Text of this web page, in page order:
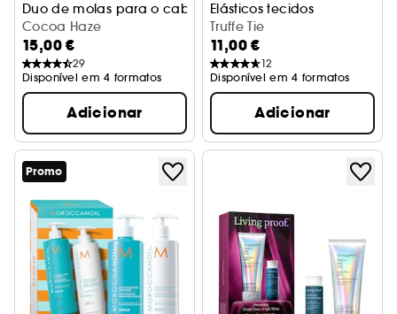
Duo de molas para o cabelo
Cocoa Haze
15,00 €
29
Disponível em 4 formatos
Adicionar
Elásticos tecidos
Truffe Tie
11,00 €
12
Disponível em 4 formatos
Adicionar
Promo